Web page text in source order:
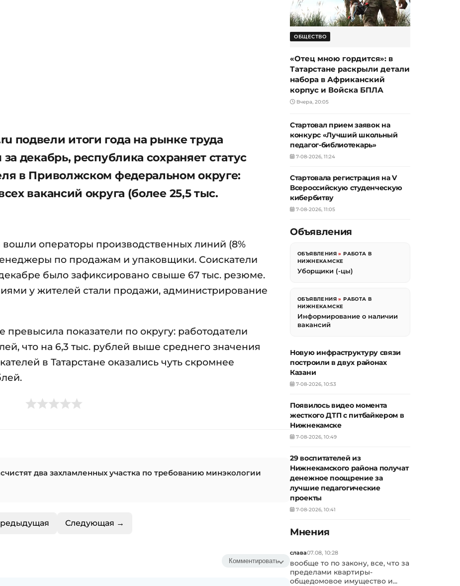
подвели итоги года на рынке труда
декабрь, республика сохраняет статус
в Приволжском федеральном округе:
вакансий округа (более 25,5 тыс.
операторы производственных линий (8%
по продажам и упаковщики. Соискатели
было зафиксировано свыше 67 тыс. резюме.
у жителей стали продажи, администрирование
показатели по округу: работодатели
что на 6,3 тыс. рублей выше среднего значения
в Татарстане оказались чуть скромнее
два захламленных участка по требованию минэкологии
Следующая →
Комментировать
ОБЩЕСТВО
«Отец мною гордится»: в
Татарстане раскрыли детали
набора в Африканский
корпус и Войска БПЛА
Вчера, 20:05
Стартовал прием заявок на
конкурс «Лучший школьный
педагог-библиотекарь»
7-08-2026, 11:24
Стартовала регистрация на V
Всероссийскую студенческую
кибербитву
7-08-2026, 11:05
Объявления
ОБЪЯВЛЕНИЯ »РАБОТА В
НИЖНЕКАМСКЕ
Уборщики (-цы)
ОБЪЯВЛЕНИЯ »РАБОТА В
НИЖНЕКАМСКЕ
Информирование о наличии
вакансий
Новую инфраструктуру связи
построили в двух районах
Казани
7-08-2026, 10:53
Появилось видео момента
жесткого ДТП с питбайкером в
Нижнекамске
7-08-2026, 10:49
29 воспитателей из
Нижнекамского района получат
денежное поощрение за
лучшие педагогические
проекты
7-08-2026, 10:41
Мнения
слава07.08, 10:28
вообще то по закону, все, что за
пределами квартиры-
общедомовое имущество и...